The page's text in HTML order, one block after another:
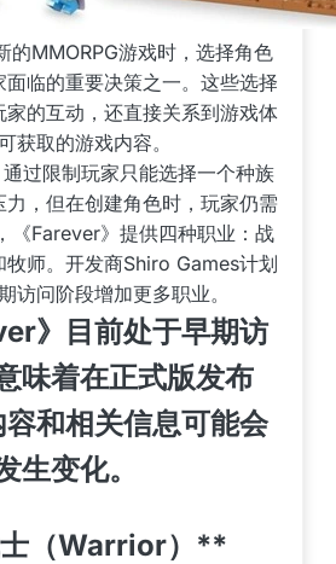
的MMORPG游戏时，选择角色
临的重要决策之一。这些选择
的互动，还直接关系到游戏体
获取的游戏内容。
过限制玩家只能选择一个种族
，但在创建角色时，玩家仍需
《Farever》提供四种职业：战
牧师。开发商Shiro Games计划
访问阶段增加更多职业。
》目前处于早期访
味着在正式版发布
和相关信息可能会
生变化。
（Warrior）**